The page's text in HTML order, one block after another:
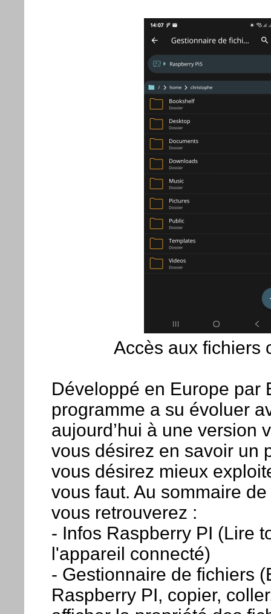
Accès aux fichiers
Développé en Europe par
programme a su évoluer
aujourd’hui à une version
vous désirez en savoir un
vous désirez mieux
vous faut. Au sommaire
vous retrouverez :
- Infos Raspberry PI (Lire
l'appareil connecté)
- Gestionnaire de fichiers
Raspberry PI, copier,